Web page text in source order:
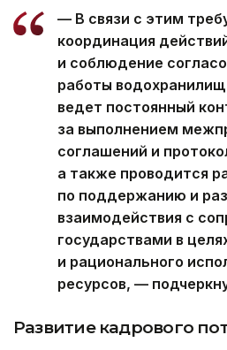
— В связи с этим
координация
и соблюдение
работы
ведет постоянный
за выполнением
соглашений и
а также проводится
по поддержанию и
взаимодействия с
государствами в
и рационального
ресурсов, —
Развитие кадрового